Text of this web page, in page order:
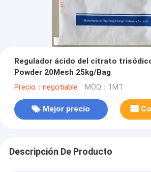
Regulador ácido del citrato
Powder 20Mesh 25kg/Bag
Precio：negotiable MOQ：1MT
Mejor precio
Descripción De Producto